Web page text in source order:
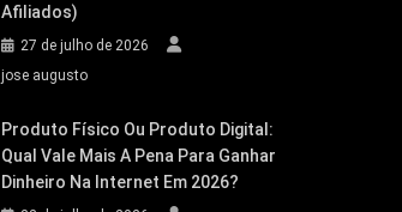
Afiliados)
27 de julho de 2026
jose augusto
Produto Físico Ou Produto Digital:
Qual Vale Mais A Pena Para Ganhar
Dinheiro Na Internet Em 2026?